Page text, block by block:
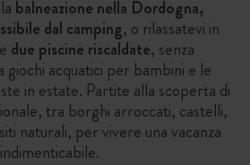
balneazione nella Dordogna,
dal camping, o rilassatevi in
due piscine riscaldate, senza
giochi acquatici per bambini e le
in estate. Partite alla scoperta di
tra borghi arroccati, castelli,
naturali, per vivere una vacanza
indimenticabile.